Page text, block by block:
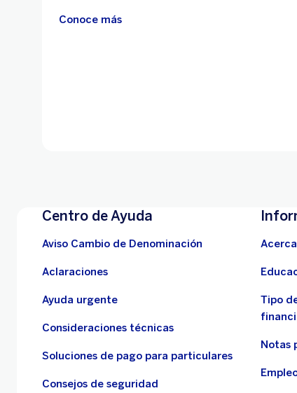
Conoce más
Centro de Ayuda
Aviso Cambio de Denominación
Aclaraciones
Ayuda urgente
Consideraciones técnicas
Soluciones de pago para particulares
Consejos de seguridad
Tipo
Notas